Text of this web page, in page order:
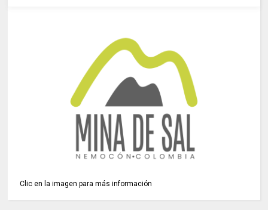
Clic en la imagen para más información